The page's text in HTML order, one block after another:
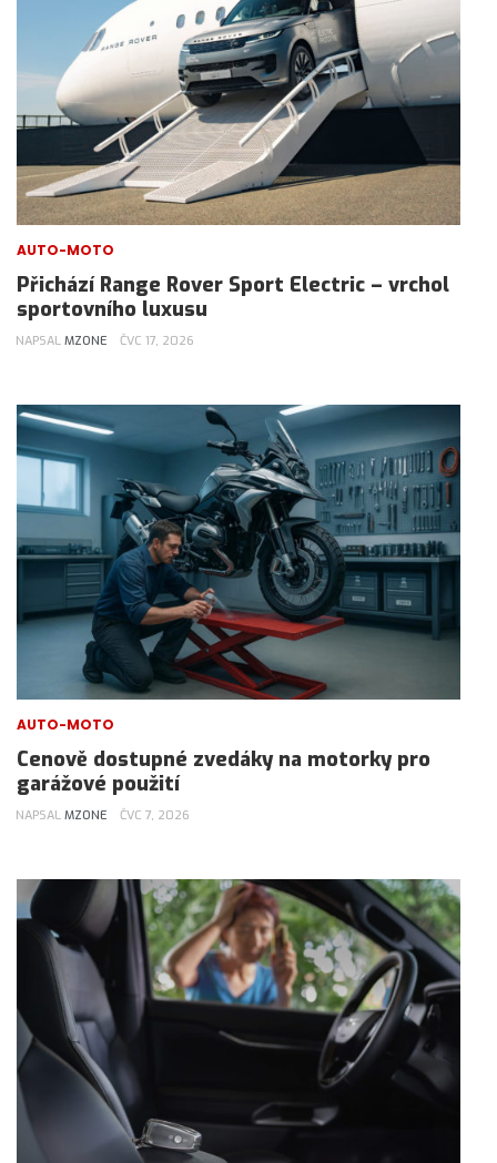
AUTO-MOTO
Přichází Range Rover Sport Electric – vrchol
sportovního luxusu
NAPSAL MZONE ČVC 17, 2026
AUTO-MOTO
Cenově dostupné zvedáky na motorky pro
garážové použití
NAPSAL MZONE ČVC 7, 2026